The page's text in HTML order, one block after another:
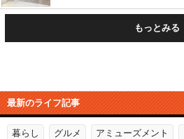
もっとみる
最新のライフ記事
暮らし グルメ アミューズメント